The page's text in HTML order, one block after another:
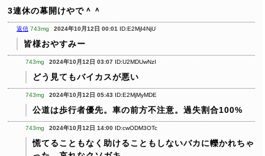
3連休の幕開けやで＾＾
返信 743mg 2024年10月12日 00:01 ID:E2MjI4NjU
皆様おやすみー
743mg 2024年10月12日 03:07 ID:U2MDUwNzI
どう見てもバイカスが悪い
743mg 2024年10月12日 05:43 ID:E2MjMyMDE
公道は歩行者優先。車の前方不注意。過失割合100%
743mg 2024年10月12日 14:00 ID:cwODM3OTc
慌てることもなく助けることもしないバカに轢かれちゃ